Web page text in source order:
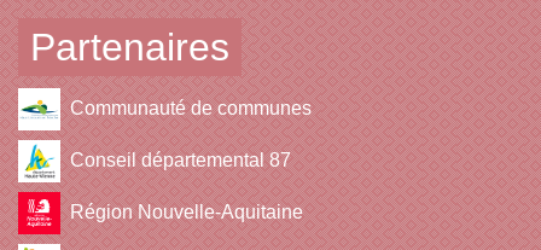
Partenaires
Communauté de communes
Conseil départemental 87
Région Nouvelle-Aquitaine